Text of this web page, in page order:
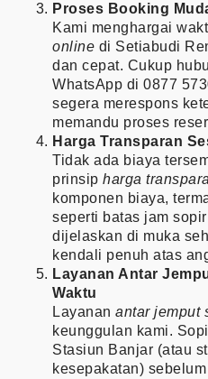
Proses Booking
Kami menghargai
online di Setiabudi
dan cepat. Cukup
WhatsApp di 0877
segera merespons
memandu proses
Harga Transparan
Tidak ada biaya
prinsip harga
komponen biaya,
seperti batas jam
dijelaskan di muka
kendali penuh atas
Layanan Antar
Waktu
Layanan antar jemput
keunggulan kami.
Stasiun Banjar (atau
kesepakatan)